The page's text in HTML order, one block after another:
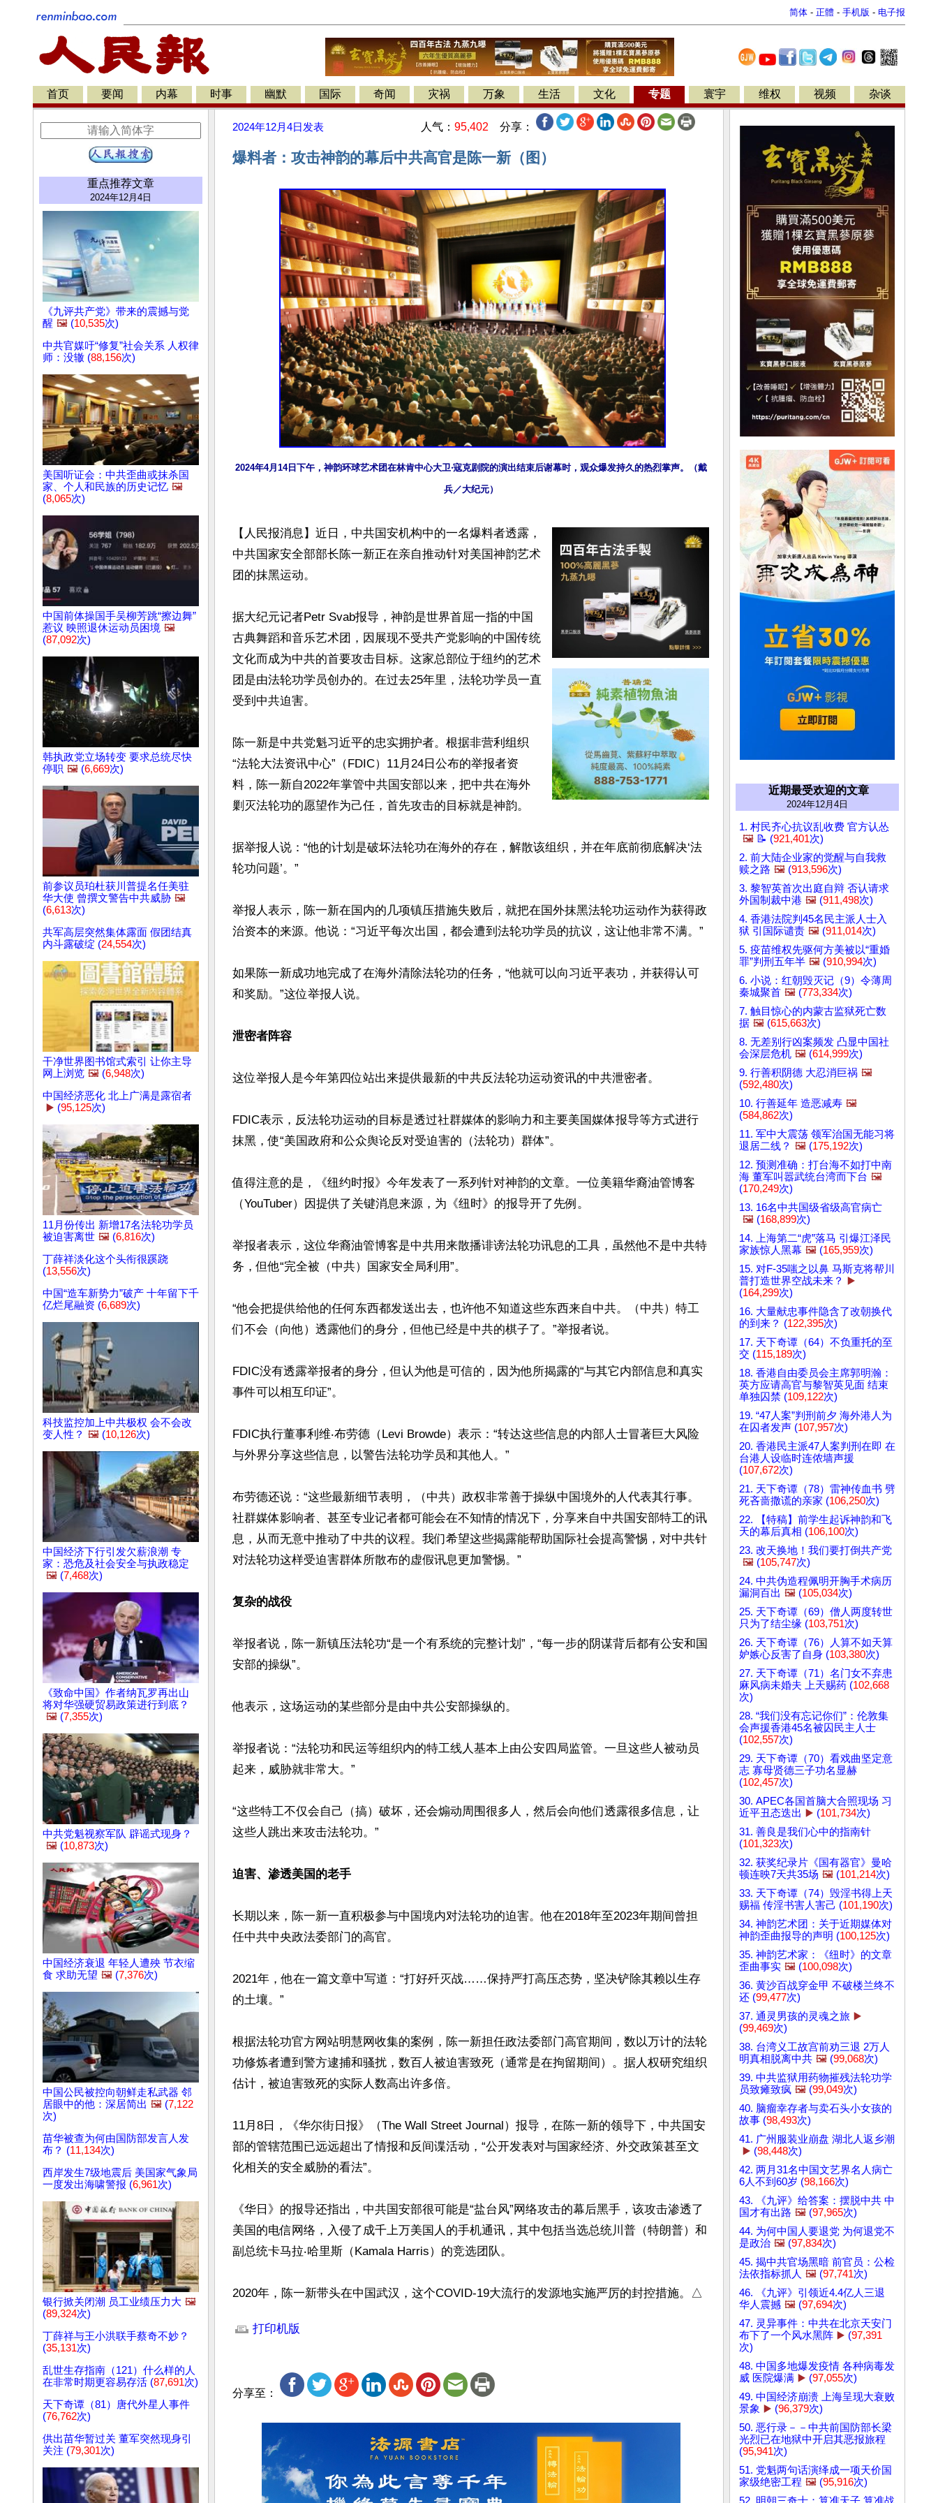
简体 - 正體 - 手机版 - 电子报
首页 要闻 内幕 时事 幽默 国际 奇闻 灾祸 万象 生活 文化 专题 寰宇 维权 视频 杂谈
重点推荐文章
2024年12月4日
《九评共产党》带来的震撼与觉
醒 🖼️ (10,535次)
中共官媒吁“修复”社会关系 人权律
师：没辙 (88,156次)
美国听证会：中共歪曲或抹杀国
家、个人和民族的历史记忆 🖼️
(8,065次)
中国前体操国手吴柳芳跳“擦边舞”
惹议 映照退休运动员困境 🖼️
(87,092次)
韩执政党立场转变 要求总统尽快
停职 🖼️ (6,669次)
前参议员珀杜获川普提名任美驻
华大使 曾撰文警告中共威胁 🖼️
(6,613次)
共军高层突然集体露面 假团结真
内斗露破绽 (24,554次)
干净世界图书馆式索引 让你主导
网上浏览 🖼️ (6,948次)
中国经济恶化 北上广满是露宿者
▶️ (95,125次)
11月份传出 新增17名法轮功学员
被迫害离世 🖼️ (6,816次)
丁薛祥淡化这个头衔很蹊跷
(13,556次)
中国“造车新势力”破产 十年留下千
亿烂尾融资 (6,689次)
科技监控加上中共极权 会不会改
变人性？ 🖼️ (10,126次)
中国经济下行引发欠薪浪潮 专
家：恐危及社会安全与执政稳定
🖼️ (7,468次)
《致命中国》作者纳瓦罗再出山
将对华强硬贸易政策进行到底？
🖼️ (7,355次)
中共党魁视察军队 辟谣式现身？
🖼️ (10,873次)
中国经济衰退 年轻人遭殃 节衣缩
食 求助无望 🖼️ (7,376次)
中国公民被控向朝鲜走私武器 邻
居眼中的他：深居简出 🖼️ (7,122
次)
苗华被查为何由国防部发言人发
布？ (11,134次)
西岸发生7级地震后 美国家气象局
一度发出海啸警报 (6,961次)
银行掀关闭潮 员工业绩压力大 🖼️
(89,324次)
丁薛祥与王小洪联手蔡奇不妙？
(35,131次)
乱世生存指南（121）什么样的人
在非常时期更容易存活 (87,691次)
天下奇谭（81）唐代外星人事件
(76,762次)
供出苗华暂过关 董军突然现身引
关注 (79,301次)
2024年12月4日 发表 人气： 95,402 分享：
爆料者：攻击神韵的幕后中共高官是陈一新（图）
2024年4月14日下午，神韵环球艺术团在林肯中心大卫‧寇克剧院的演出结束后谢幕时，观众爆发持久的热烈掌声。（戴
兵／大纪元）
【人民报消息】近日，中共国安机构中的一名爆料者透露，
中共国家安全部部长陈一新正在亲自推动针对美国神韵艺术
团的抹黑运动。
据大纪元记者Petr Svab报导，神韵是世界首屈一指的中国
古典舞蹈和音乐艺术团，因展现不受共产党影响的中国传统
文化而成为中共的首要攻击目标。这家总部位于纽约的艺术
团是由法轮功学员创办的。在过去25年里，法轮功学员一直
受到中共迫害。
陈一新​​是中共党魁习近平的忠实拥护者。根据非营利组织
“法轮大法资讯中心”（FDIC）11月24日公布的举报者资
料，陈一新自2022年掌管中共国安部以来，把中共在海外
剿灭法轮功的愿望作为己任，首先攻击的目标就是神韵。
据举报人说：“他的计划是破坏法轮功在海外的存在，解散该组织，并在年底前彻底解决‘法
轮功问题’。”
举报人表示，陈一新在国内的几项镇压措施失败后，就把在国外抹黑法轮功运动作为获得政
治资本的来源。他说：“习近平每次出国，都会遭到法轮功学员的抗议，这让他非常不满。”
如果陈一新成功地完成了在海外清除法轮功的任务，“他就可以向习近平表功，并获得认可
和奖励。”这位举报人说。
泄密者阵容
这位举报人是今年第四位站出来提供最新的中共反法轮功运动资讯的中共泄密者。
FDIC表示，反法轮功运动的目标是透过社群媒体的影响力和主要美国媒体报导等方式进行
抹黑，使“美国政府和公众舆论反对受迫害的（法轮功）群体”。
值得注意的是，《纽约时报》今年发表了一系列针对神韵的文章。一位美籍华裔油管博客
（YouTuber）因提供了关键消息来源，为《纽时》的报导开了先例。
举报者表示，这位华裔油管博客是中共用来散播诽谤法轮功讯息的工具，虽然他不是中共特
务，但他“完全被（中共）国家安全局利用”。
“他会把提供给他的任何东西都发送出去，也许他不知道这些东西来自中共。（中共）特工
们不会（向他）透露他们的身分，但他已经是中共的棋子了。”举报者说。
FDIC没有透露举报者的身分，但认为他是可信的，因为他所揭露的“与其它内部信息和真实
事件可以相互印证”。
FDIC执行董事利维‧布劳德（Levi Browde）表示：“转达这些信息的内部人士冒著巨大风险
与外界分享这些信息，以警告法轮功学员和其他人。”
布劳德还说：“这些最新细节表明，（中共）政权非常善于操纵中国境外的人代表其行事。
社群媒体影响者、甚至专业记者都可能会在不知情的情况下，分享来自中共国安部特工的讯
息，从而无意中推动了中共的议程。我们希望这些揭露能帮助国际社会提高警惕，对中共针
对法轮功这样受迫害群体所散布的虚假讯息更加警惕。”
复杂的战役
举报者说，陈一新镇压法轮功“是一个有系统的完整计划”，“每一步的阴谋背后都有公安和国
安部的操纵”。
他表示，这场运动的某些部分是由中共公安部操纵的。
举报者说：“法轮功和民运等组织内的特工线人基本上由公安四局监管。一旦这些人被动员
起来，威胁就非常大。”
“这些特工不仅会自己（搞）破坏，还会煽动周围很多人，然后会向他们透露很多信息，让
这些人跳出来攻击法轮功。”
迫害、渗透美国的老手
长期以来，陈一新一直​​积极参与中国境内对法轮功的迫害。他在2018年至2023年期间曾担
任中共中央政法委部门的高官。
2021年，他在一篇文章中写道：“打好歼灭战……保持严打高压态势，坚决铲除其赖以生存
的土壤。”
根据法轮功官方网站明慧网收集的案例，陈一新担任政法委部门高官期间，数以万计的法轮
功修炼者遭到警方逮捕和骚扰，数百人被迫害致死（通常是在拘留期间）。据人权研究组织
估计，被迫害致死的实际人数高出许多倍。
11月8日，《华尔街日报》（The Wall Street Journal）报导，在陈一新的领导下，中共国安
部的管辖范围已远远超出了情报和反间谍活动，“公开发表对与国家经济、外交政策甚至文
化相关的安全威胁的看法”。
《华日》的报导还指出，中共国安部很可能是“盐台风”网络攻击的幕后黑手，该攻击渗透了
美国的电信网络，入侵了成千上万美国人的手机通讯，其中包括当选总统川普（特朗普）和
副总统卡马拉‧哈里斯（Kamala Harris）的竞选团队。
2020年，陈一新带头在中国武汉，这个COVID-19大流行的发源地实施严厉的封控措施。△
打印机版
分享至：
近期最受欢迎的文章
2024年12月4日
1. 村民齐心抗议乱收费 官方认怂
🖼️ 📝 (921,401次)
2. 前大陆企业家的觉醒与自我救
赎之路 🖼️ (913,596次)
3. 黎智英首次出庭自辩 否认请求
外国制裁中港 🖼️ (911,498次)
4. 香港法院判45名民主派人士入
狱 引国际谴责 🖼️ (911,014次)
5. 疫苗维权先驱何方美被以“重婚
罪”判刑五年半 🖼️ (910,994次)
6. 小说：红朝毁灭记（9）令薄周
秦城聚首 🖼️ (773,334次)
7. 触目惊心的内蒙古监狱死亡数
据 🖼️ (615,663次)
8. 无差别行凶案频发 凸显中国社
会深层危机 🖼️ (614,999次)
9. 行善积阴德 大忍消巨祸 🖼️
(592,480次)
10. 行善延年 造恶减寿 🖼️
(584,862次)
11. 军中大震荡 领军治国无能习将
退居二线？ 🖼️ (175,192次)
12. 预测准确：打台海不如打中南
海 董军叫嚣武统台湾而下台 🖼️
(170,249次)
13. 16名中共国级省级高官病亡
🖼️ (168,899次)
14. 上海第二“虎”落马 引爆江泽民
家族惊人黑幕 🖼️ (165,959次)
15. 对F-35嗤之以鼻 马斯克将帮川
普打造世界空战未来？
▶️
(164,299次)
16. 大量献忠事件隐含了改朝换代
的到来？ (122,395次)
17. 天下奇谭（64）不负重托的至
交 (115,189次)
18. 香港自由委员会主席郭明瀚：
英方应请高官与黎智英见面 结束
单独囚禁 (109,122次)
19. “47人案”判刑前夕 海外港人为
在囚者发声 (107,957次)
20. 香港民主派47人案判刑在即 在
台港人设临时连侬墙声援
(107,672次)
21. 天下奇谭（78）雷神传血书 劈
死吝啬撒谎的亲家 (106,250次)
22. 【特稿】前学生起诉神韵和飞
天的幕后真相 (106,100次)
23. 改天换地！我们要打倒共产党
🖼️ (105,747次)
24. 中共伪造程佩明开胸手术病历
漏洞百出 🖼️ (105,034次)
25. 天下奇谭（69）僧人两度转世
只为了结尘缘 (103,751次)
26. 天下奇谭（76）人算不如天算
妒嫉心反害了自身 (103,380次)
27. 天下奇谭（71）名门女不弃患
麻风病未婚夫 上天赐药 (102,668
次)
28. “我们没有忘记你们”：伦敦集
会声援香港45名被囚民主人士
(102,557次)
29. 天下奇谭（70）看戏曲坚定意
志 寡母贤德三子功名显赫
(102,457次)
30. APEC各国首脑大合照现场 习
近平丑态迭出 ▶️ (101,734次)
31. 善良是我们心中的指南针
(101,323次)
32. 获奖纪录片《国有器官》曼哈
顿连映7天共35场 🖼️ (101,214次)
33. 天下奇谭（74）毁淫书得上天
赐福 传淫书害人害己 (101,190次)
34. 神韵艺术团：关于近期媒体对
神韵歪曲报导的声明 (100,125次)
35. 神韵艺术家：《纽时》的文章
歪曲事实 🖼️ (100,098次)
36. 黄沙百战穿金甲 不破楼兰终不
还 (99,477次)
37. 通灵男孩的灵魂之旅 ▶️
(99,469次)
38. 台湾义工故宫前劝三退 2万人
明真相脱离中共 🖼️ (99,068次)
39. 中共监狱用药物摧残法轮功学
员致瘫致疯 🖼️ (99,049次)
40. 脑瘤幸存者与卖石头小女孩的
故事 (98,493次)
41. 广州服装业崩盘 湖北人返乡潮
▶️ (98,448次)
42. 两月31名中国文艺界名人病亡
6人不到60岁 (98,166次)
43. 《九评》给答案：摆脱中共 中
国才有出路 🖼️ (97,965次)
44. 为何中国人要退党 为何退党不
是政治 🖼️ (97,834次)
45. 揭中共官场黑暗 前官员：公检
法依指标抓人 🖼️ (97,741次)
46. 《九评》引领近4.4亿人三退
华人震撼 🖼️ (97,694次)
47. 灵异事件：中共在北京天安门
布下了一个风水黑阵 ▶️ (97,391
次)
48. 中国多地爆发疫情 各种病毒发
威 医院爆满 ▶️ (97,055次)
49. 中国经济崩溃 上海呈现大衰败
景象 ▶️ (96,379次)
50. 恶行录－－中共前国防部长梁
光烈已在地狱中开启其恶报旅程
(95,941次)
51. 党魁两句话演绎成一项天价国
家级绝密工程 🖼️ (95,916次)